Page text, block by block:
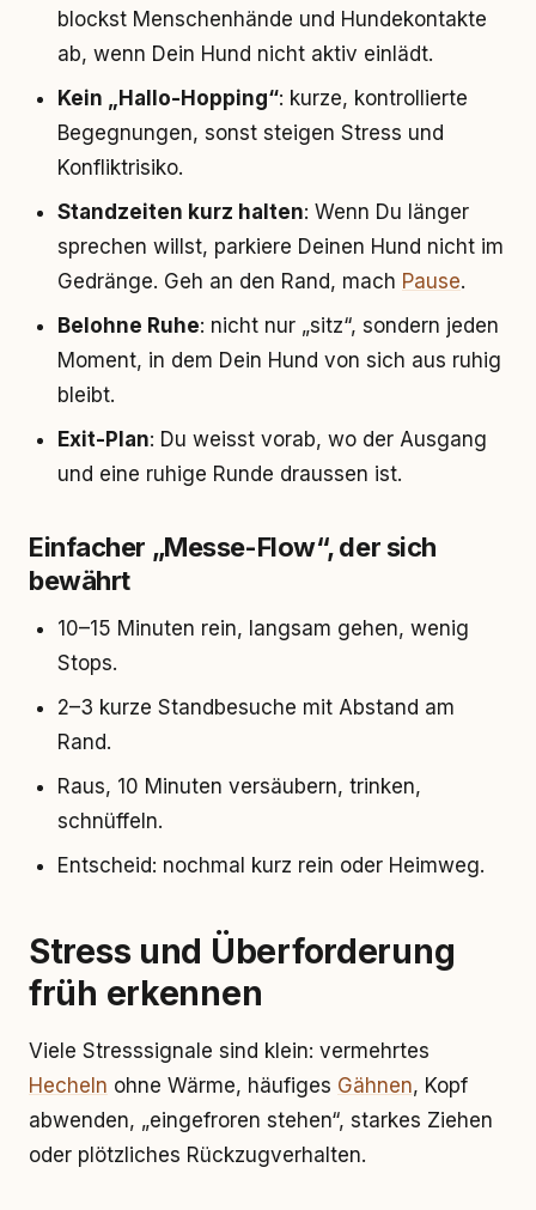
blockst Menschenhände und Hundekontakte
ab, wenn Dein Hund nicht aktiv einlädt.
Kein „Hallo-Hopping“: kurze, kontrollierte
Begegnungen, sonst steigen Stress und
Konfliktrisiko.
Standzeiten kurz halten: Wenn Du länger
sprechen willst, parkiere Deinen Hund nicht im
Gedränge. Geh an den Rand, mach Pause.
Belohne Ruhe: nicht nur „sitz“, sondern jeden
Moment, in dem Dein Hund von sich aus ruhig
bleibt.
Exit-Plan: Du weisst vorab, wo der Ausgang
und eine ruhige Runde draussen ist.
Einfacher „Messe-Flow“, der sich
bewährt
10–15 Minuten rein, langsam gehen, wenig
Stops.
2–3 kurze Standbesuche mit Abstand am
Rand.
Raus, 10 Minuten versäubern, trinken,
schnüffeln.
Entscheid: nochmal kurz rein oder Heimweg.
Stress und Überforderung
früh erkennen
Viele Stresssignale sind klein: vermehrtes
Hecheln ohne Wärme, häufiges Gähnen, Kopf
abwenden, „eingefroren stehen“, starkes Ziehen
oder plötzliches Rückzugverhalten.